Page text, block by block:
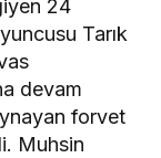
24
Tarık
devam
forvet
Muhsin